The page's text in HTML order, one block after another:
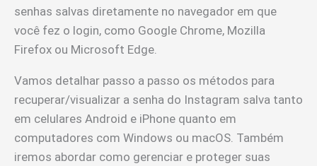
senhas salvas diretamente no navegador em que
você fez o login, como Google Chrome, Mozilla
Firefox ou Microsoft Edge.
Vamos detalhar passo a passo os métodos para
recuperar/visualizar a senha do Instagram salva tanto
em celulares Android e iPhone quanto em
computadores com Windows ou macOS. Também
iremos abordar como gerenciar e proteger suas